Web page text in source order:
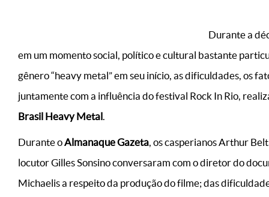
Durante a
em um momento social, político e cultural bastante
gênero “heavy metal” em seu início, as dificuldades, os
juntamente com a influência do festival Rock In Rio,
Brasil Heavy Metal.
Durante oAlmanaque Gazeta, os casperianos Arthur
locutor Gilles Sonsino conversaram com o diretor do
Michaelis a respeito da produção do filme; das